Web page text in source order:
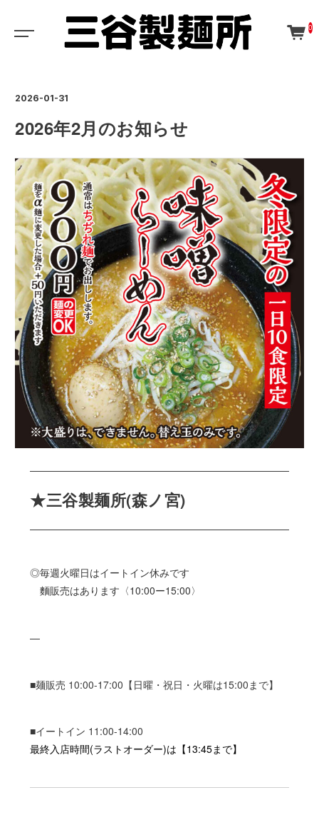
0
2026-01-31
2026年2月のお知らせ
★三谷製麺所(森ノ宮)
◎毎週火曜日はイートイン休みです
麵販売はあります〈10:00ー15:00〉
—
■麺販売 10:00-17:00【日曜・祝日・火曜は15:00まで】
■イートイン 11:00-14:00
最終入店時間(ラストオーダー)は【13:45まで】